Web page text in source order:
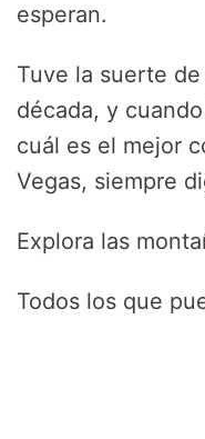
esperan.
Tuve la suerte
década, y
cuál es el mejor
Vegas, siempre
Explora las
Todos los que